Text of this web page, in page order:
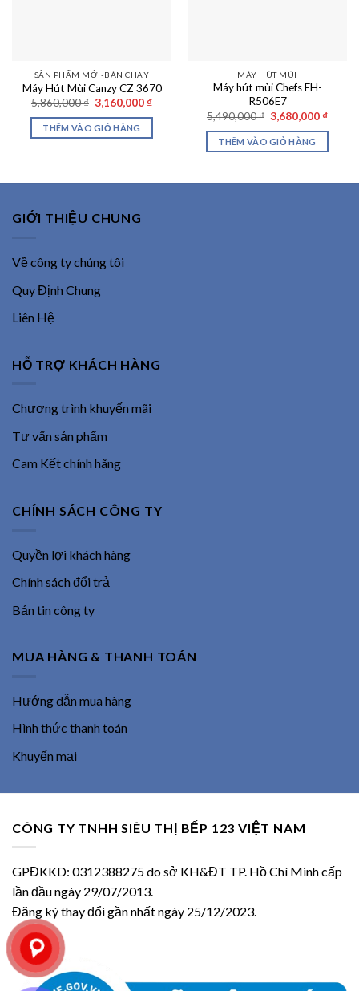
SẢN PHẨM MỚI-BÁN CHẠY
Máy Hút Mùi Canzy CZ 3670
5,860,000₫ Giá
gốc
là:
5,860,000 ₫.
3,160,000 ₫Giá
THÊM VÀO GIỎ HÀNG
MÁY HÚT MÙI
Máy hút mùi Chefs EH-
R506E7
5,490,000₫ Giá
gốc
là:
5,490,000 ₫.
3,680,000 ₫Giá
THÊM VÀO GIỎ HÀNG
GIỚI THIỆU CHUNG
Về công ty chúng tôi
Quy Định Chung
Liên Hệ
HỖ TRỢ KHÁCH HÀNG
Chương trình khuyến mãi
Tư vấn sản phẩm
Cam Kết chính hãng
CHÍNH SÁCH CÔNG TY
Quyền lợi khách hàng
Chính sách đổi trả
Bản tin công ty
MUA HÀNG & THANH TOÁN
Hướng dẫn mua hàng
Hình thức thanh toán
Khuyến mại
CÔNG TY TNHH SIÊU THỊ BẾP 123 VIỆT NAM
GPĐKKD: 0312388275 do sở KH&ĐT TP. Hồ Chí Minh cấp
lần đầu ngày 29/07/2013.
Đăng ký thay đổi gần nhất ngày 25/12/2023.